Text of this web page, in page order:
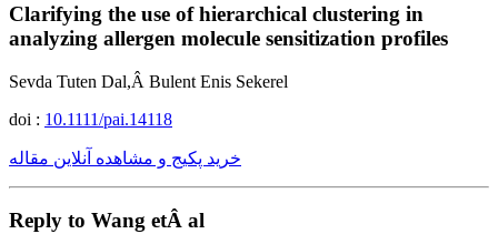
Clarifying the use of hierarchical clustering in
analyzing allergen molecule sensitization profiles
Sevda Tuten Dal,Â Bulent Enis Sekerel
doi : 10.1111/pai.14118
خرید پکیج و مشاهده آنلاین مقاله
Reply to Wang etÂ al